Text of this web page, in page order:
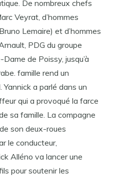
De nombreux chefs
Veyrat, d’hommes
Lemaire) et d’hommes
PDG du groupe
de Poissy, jusqu’à
famille rend un
a parlé dans un
qui a provoqué la farce
sa famille. La compagne
son deux-roues
le conducteur,
Alléno va lancer une
pour soutenir les